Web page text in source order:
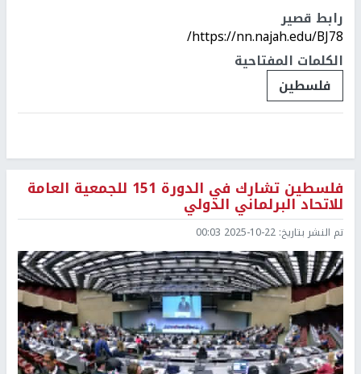
رابط قصير
https://nn.najah.edu/BJ78/
الكلمات المفتاحية
فلسطين
فلسطين تشارك في الدورة 151 للجمعية العامة
للاتحاد البرلماني الدولي
تم النشر بتاريخ: 2025-10-22 00:03